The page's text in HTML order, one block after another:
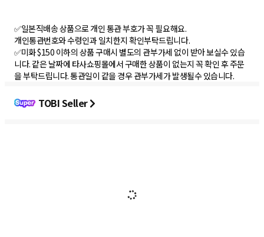
✅일본직배송 상품으로 개인 통관 부호가 꼭 필요해요.
개인통관번호와 수령인과 일치한지 확인부탁드립니다.
✅미화 $150 이하의 상품 구매시 별도의 관부가세 없이 받아 보실수 있습
니다. 같은 날짜에 타사쇼핑몰에서 구매한 상품이 없는지 꼭 확인 후 주문
을 부탁드립니다. 통관일이 같을 경우 관부가세가 발생될수 있습니다.
TOBI Seller